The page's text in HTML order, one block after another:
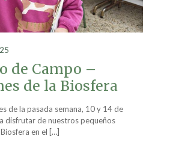
de Campo –
de la Biosfera
de la pasada semana, 10 y 14 de
disfrutar de nuestros pequeños
en el […]